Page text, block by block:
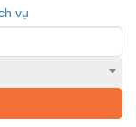
vụ